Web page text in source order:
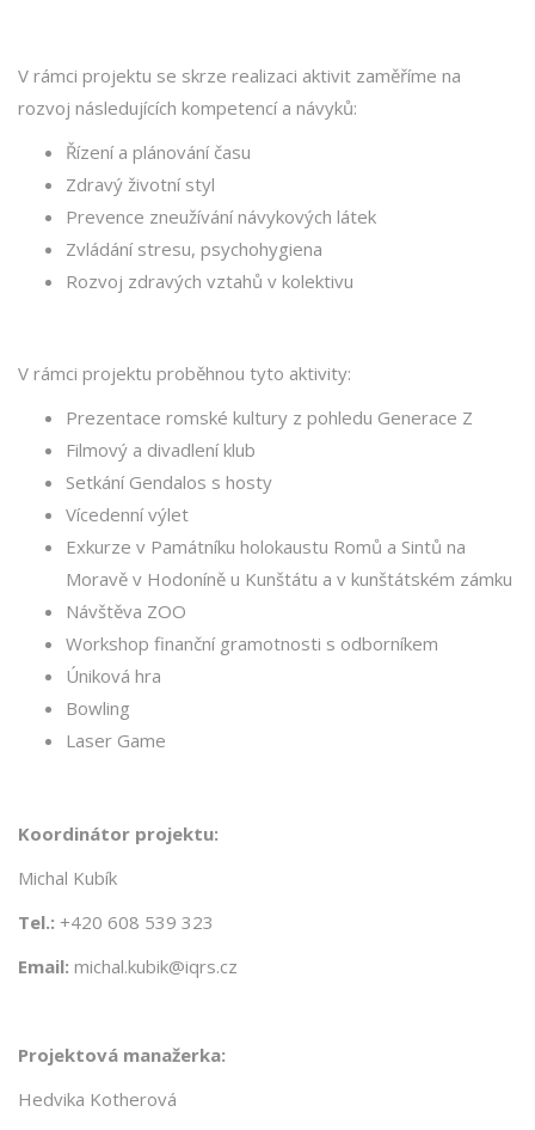
V rámci projektu se skrze realizaci aktivit zaměříme na
rozvoj následujících kompetencí a návyků:
Řízení a plánování času
Zdravý životní styl
Prevence zneužívání návykových látek
Zvládání stresu, psychohygiena
Rozvoj zdravých vztahů v kolektivu
V rámci projektu proběhnou tyto aktivity:
Prezentace romské kultury z pohledu Generace Z
Filmový a divadlení klub
Setkání Gendalos s hosty
Vícedenní výlet
Exkurze v Památníku holokaustu Romů a Sintů na
Moravě v Hodoníně u Kunštátu a v kunštátském zámku
Návštěva ZOO
Workshop finanční gramotnosti s odborníkem
Úniková hra
Bowling
Laser Game
Koordinátor projektu:
Michal Kubík
Tel.: +420 608 539 323
Email: michal.kubik@iqrs.cz
Projektová manažerka:
Hedvika Kotherová